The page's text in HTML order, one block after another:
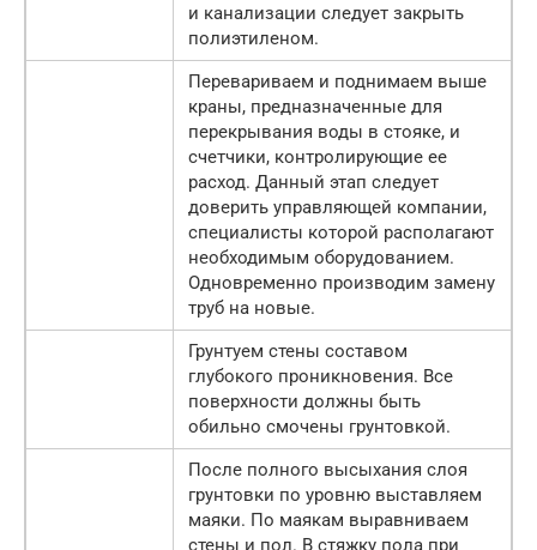
и канализации следует закрыть
полиэтиленом.
Перевариваем и поднимаем выше
краны, предназначенные для
перекрывания воды в стояке, и
счетчики, контролирующие ее
расход. Данный этап следует
доверить управляющей компании,
специалисты которой располагают
необходимым оборудованием.
Одновременно производим замену
труб на новые.
Грунтуем стены составом
глубокого проникновения. Все
поверхности должны быть
обильно смочены грунтовкой.
После полного высыхания слоя
грунтовки по уровню выставляем
маяки. По маякам выравниваем
стены и пол. В стяжку пола при